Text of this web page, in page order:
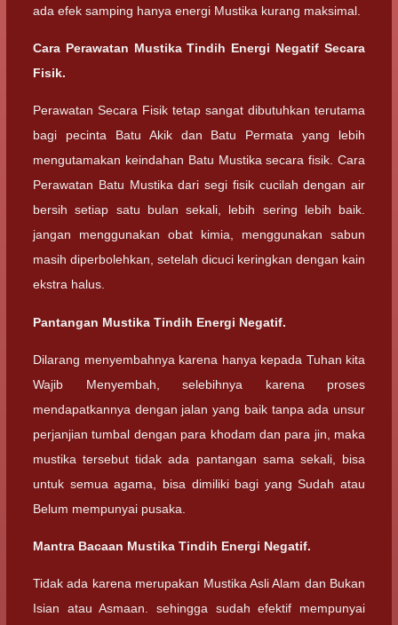
ada efek samping hanya energi Mustika kurang maksimal.
Cara Perawatan Mustika Tindih Energi Negatif Secara
Fisik.
Perawatan Secara Fisik tetap sangat dibutuhkan terutama
bagi pecinta Batu Akik dan Batu Permata yang lebih
mengutamakan keindahan Batu Mustika secara fisik. Cara
Perawatan Batu Mustika dari segi fisik cucilah dengan air
bersih setiap satu bulan sekali, lebih sering lebih baik.
jangan menggunakan obat kimia, menggunakan sabun
masih diperbolehkan, setelah dicuci keringkan dengan kain
ekstra halus.
Pantangan Mustika Tindih Energi Negatif.
Dilarang menyembahnya karena hanya kepada Tuhan kita
Wajib Menyembah, selebihnya karena proses
mendapatkannya dengan jalan yang baik tanpa ada unsur
perjanjian tumbal dengan para khodam dan para jin, maka
mustika tersebut tidak ada pantangan sama sekali, bisa
untuk semua agama, bisa dimiliki bagi yang Sudah atau
Belum mempunyai pusaka.
Mantra Bacaan Mustika Tindih Energi Negatif.
Tidak ada karena merupakan Mustika Asli Alam dan Bukan
Isian atau Asmaan. sehingga sudah efektif mempunyai